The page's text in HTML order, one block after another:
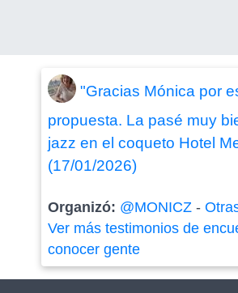
"Gracias Mónica por
propuesta. La pasé muy
jazz en el coqueto Hotel
(17/01/2026)
Organizó: @MONICZ-
Ver más testimonios de
conocer gente